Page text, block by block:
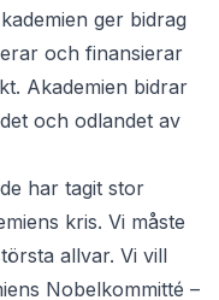
ger bidrag
och finansierar
Akademien bidrar
och odlandet av
har tagit stor
kris. Vi måste
allvar. Vi vill
Nobelkommitté –